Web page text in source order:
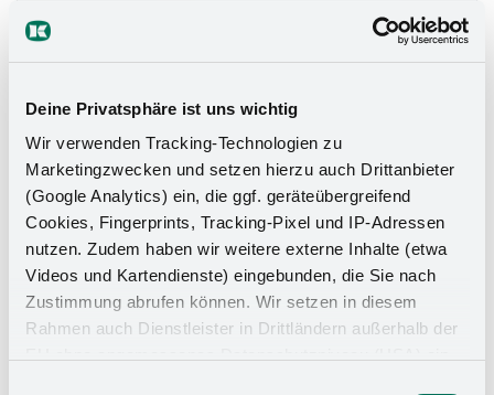
Deine Privatsphäre ist uns wichtig
Wir verwenden Tracking-Technologien zu
Marketingzwecken und setzen hierzu auch Drittanbieter
(Google Analytics) ein, die ggf. geräteübergreifend
Cookies, Fingerprints, Tracking-Pixel und IP-Adressen
nutzen. Zudem haben wir weitere externe Inhalte (etwa
Videos und Kartendienste) eingebunden, die Sie nach
Zustimmung abrufen können. Wir setzen in diesem
Rahmen auch Dienstleister in Drittländern außerhalb der
Das Stauraumwunder für Ihr
Badezimmer